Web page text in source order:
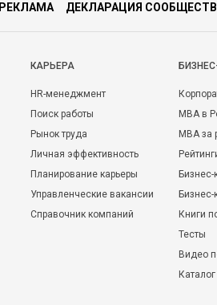
РЕКЛАМА ДЕКЛАРАЦИЯ
КАРЬЕРА
HR-менеджмент
Поиск работы
Рынок труда
Личная эффективность
Планирование карьеры
Управленческие вакансии
Справочник компаний
MBA в
MBA
Бизнес-
Книги
Тесты
Видео